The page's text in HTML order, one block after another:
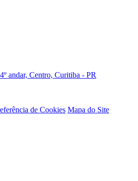
andar, Centro, Curitiba - PR
de Cookies Mapa do Site